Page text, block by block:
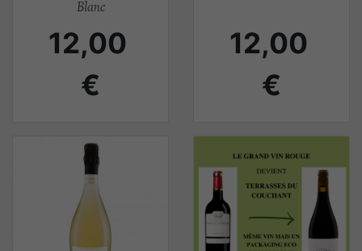
Blanc
Prix
12,00
€
Prix
12,00
€